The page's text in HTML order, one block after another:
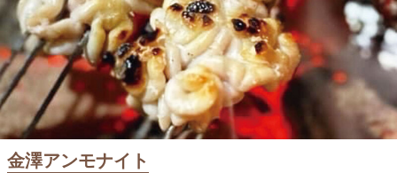
金澤アンモナイト